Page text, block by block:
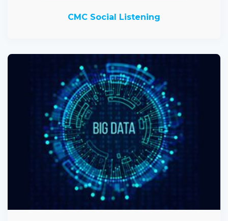
CMC Social Listening